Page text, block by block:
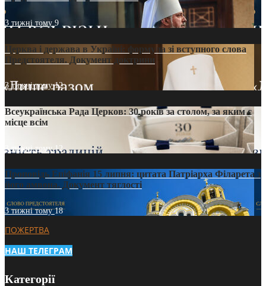
3 тижні тому 9
Церква і держава в Україні: формула зі вступного слова
Предстоятеля. Документ доктрини
3 тижні тому12
Всеукраїнська Рада Церков: 30 років за столом, за яким є
місце всім
3 тижні тому12
Проповідь Епіфанія 15 липня: цитата Патріарха Філарета з
його амвона. Документ тяглості
3 тижні тому18
ПОЖЕРТВА
НАШ ТЕЛЕГРАМ
Категорії